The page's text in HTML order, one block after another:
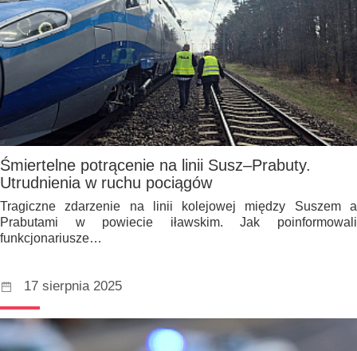
Śmiertelne potrącenie na linii Susz–Prabuty.
Utrudnienia w ruchu pociągów
Tragiczne zdarzenie na linii kolejowej między Suszem a
Prabutami w powiecie iławskim. Jak poinformowali
funkcjonariusze…
17 sierpnia 2025